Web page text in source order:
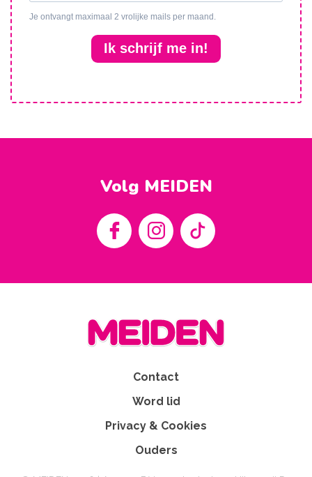
Je ontvangt maximaal 2 vrolijke mails per maand.
Ik schrijf me in!
Volg MEIDEN
Contact
Word lid
Privacy & Cookies
Ouders